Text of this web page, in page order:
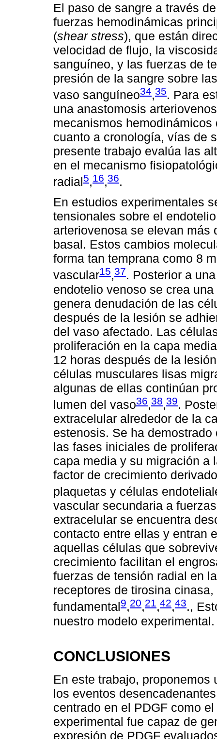
El paso de sangre a través
fuerzas hemodinámicas
(shear stress), que están
velocidad de flujo, la
sanguíneo, y las fuerzas de
presión de la sangre sobre
vaso sanguíneo34,35. Para
una anastomosis
mecanismos
cuanto a cronología, vías de
presente trabajo evalúa las
en el mecanismo
radial5,16,36.
En estudios experimentales
tensionales sobre el
arteriovenosa se elevan más
basal. Estos cambios
forma tan temprana como 8
vascular15,37. Posterior a
endotelio venoso se crea
genera denudación de las
después de la lesión se
del vaso afectado. Las
proliferación en la capa
12 horas después de la
células musculares lisas
algunas de ellas continúan
lumen del vaso36,38,39.
extracelular alrededor de la
estenosis. Se ha
las fases iniciales de
capa media y su migración a
factor de crecimiento
plaquetas y células
vascular secundaria a
extracelular se encuentra
contacto entre ellas y entran
aquellas células que
crecimiento facilitan el
fuerzas de tensión radial en
receptores de tirosina
fundamental9,20,21,42,43.,
nuestro modelo experimental.
CONCLUSIONES
En este trabajo,
los eventos
centrado en el PDGF como
experimental fue capaz de
expresión de PDGF